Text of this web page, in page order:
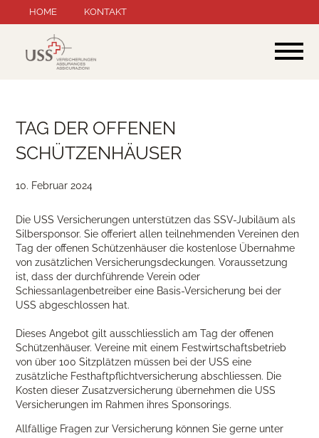
überspringen
HOME KONTAKT
TAG DER OFFENEN
SCHÜTZENHÄUSER
10. Februar 2024
Die USS Versicherungen unterstützen das SSV-Jubiläum als
Silbersponsor. Sie offeriert allen teilnehmenden Vereinen den
Tag der offenen Schützenhäuser die kostenlose Übernahme
von zusätzlichen Versicherungsdeckungen. Voraussetzung
ist, dass der durchführende Verein oder
Schiessanlagenbetreiber eine Basis-Versicherung bei der
USS abgeschlossen hat.
Dieses Angebot giltausschliesslich am Tag der offenen
Schützenhäuser. Vereine mit einem Festwirtschaftsbetrieb
von über 100 Sitzplätzen müssen bei der USS eine
zusätzliche Festhaftpflichtversicherung abschliessen. Die
Kosten dieser Zusatzversicherung übernehmen die USS
Versicherungen im Rahmen ihres Sponsorings.
Allfällige Fragen zur Versicherung können Sie gerne unter